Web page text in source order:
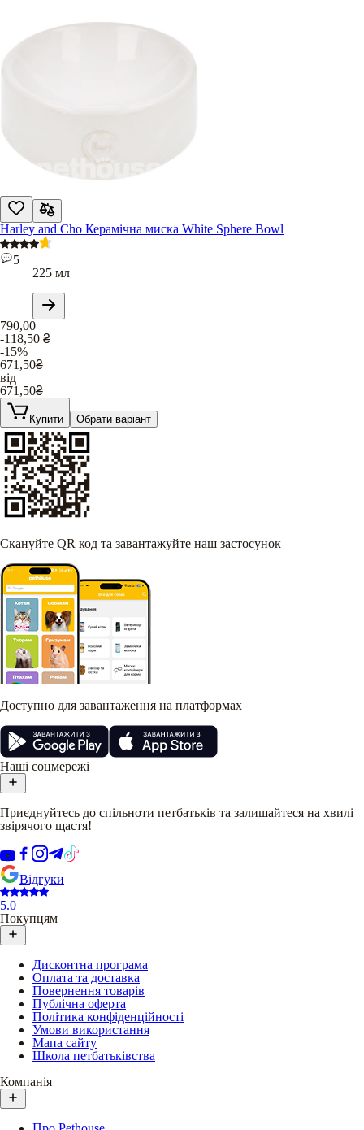
Harley and Cho Керамічна миска White Sphere Bowl
5
225 мл
790,00
-118,50 ₴
-15%
671,50₴
від
671,50₴
Купити Обрати варіант
Скануйте QR код та завантажуйте наш застосунок
Доступно для завантаження на платформах
Наші соцмережі
Приєднуйтесь до спільноти петбатьків та залишайтеся на хвилі
звірячого щастя!
Відгуки
5.0
Покупцям
Дисконтна програма
Оплата та доставка
Повернення товарів
Публічна оферта
Політика конфіденційності
Умови використання
Мапа сайту
Школа петбатьківства
Компанія